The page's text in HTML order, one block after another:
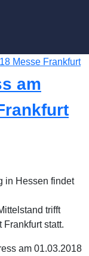
am
in Hessen findet
trifft
statt.
am 01.03.2018